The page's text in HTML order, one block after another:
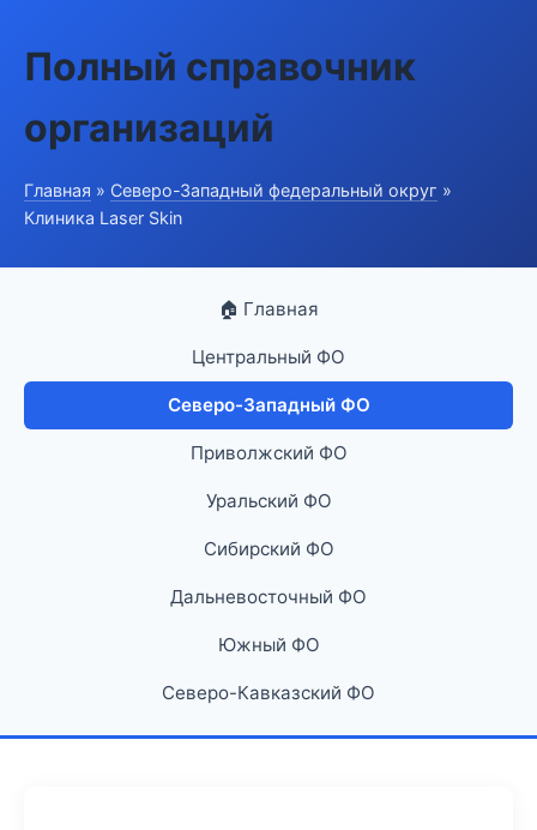
Полный справочник
организаций
Главная » Северо-Западный федеральный округ »
Клиника Laser Skin
🏠 Главная
Центральный ФО
Северо-Западный ФО
Приволжский ФО
Уральский ФО
Сибирский ФО
Дальневосточный ФО
Южный ФО
Северо-Кавказский ФО